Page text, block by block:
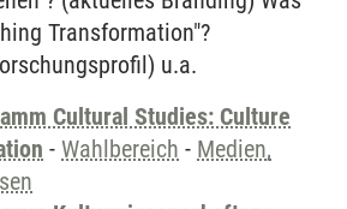
Transformation"?
u.a.
Cultural Studies: Culture
- Wahlbereich - Medien,